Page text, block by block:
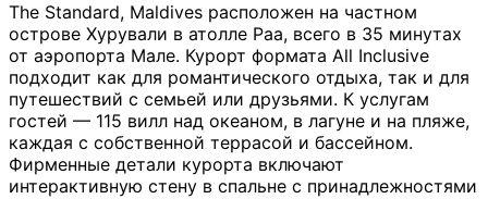
The Standard, Maldives расположен на частном
острове Хурували в атолле Раа, всего в 35 минутах
от аэропорта Мале. Курорт формата All Inclusive
подходит как для романтического отдыха, так и для
путешествий с семьей или друзьями. К услугам
гостей — 115 вилл над океаном, в лагуне и на пляже,
каждая с собственной террасой и бассейном.
Фирменные детали курорта включают
интерактивную стену в спальне с принадлежностями